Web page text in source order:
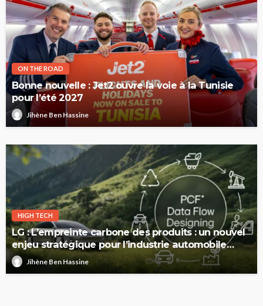
ON THE ROAD
Bonne nouvelle : Jet2 ouvre la voie à la Tunisie
pour l’été 2027
Jihène Ben Hassine
HIGH TECH
LG : L’empreinte carbone des produits : un nouvel
enjeu stratégique pour l’industrie automobile
européenne
Jihène Ben Hassine